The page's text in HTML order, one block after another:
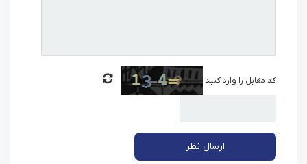
کد مقابل را وارد کنید
ارسال نظر